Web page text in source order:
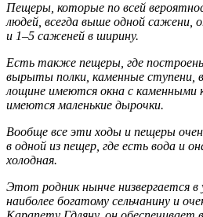
Пещеры, которые по всей
людей, всегда выше одной сажени,
и 1–5 саженей в ширину.
Есть также пещеры, где
вырыты полки, каменные ступени,
лощине имеются окна с каменными
имеются маленькие дырочки.
Вообще все эти ходы и пещеры
в одной из пещер, где есть вода и
холодная.
Этот родник нынче низвергается в
наиболее богатому сельчанину и